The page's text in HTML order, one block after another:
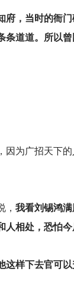
府，当时的衙
道道。所以
因为广招天下的
， 我看刘锡鸿
相处，恐怕今
这样下去官可